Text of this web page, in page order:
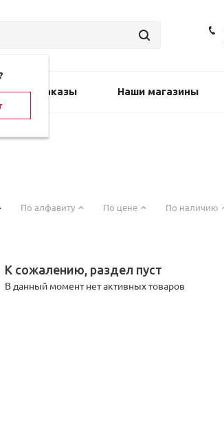
Предзаказы Наши магазины
По алфавиту По цене По наличию
К сожалению, раздел пуст
В данный момент нет активных товаров